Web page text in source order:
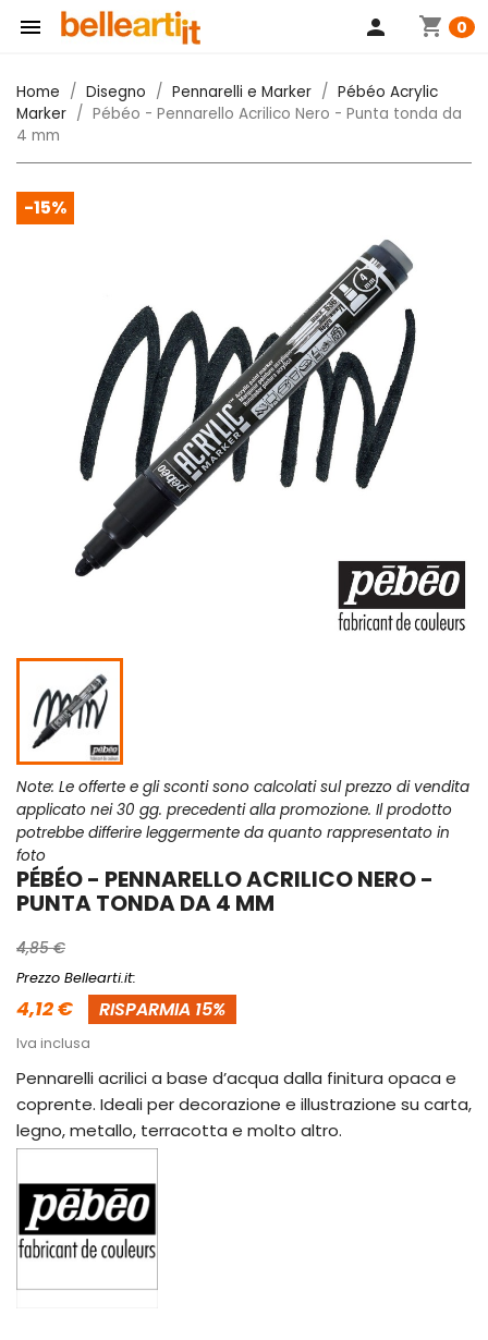
 shopping_cart 0
person
Home Disegno Pennarelli e Marker
Pébéo Acrylic
Marker
Pébéo - Pennarello Acrilico Nero - Punta tonda da
4 mm
-15%
Note: Le offerte e gli sconti sono calcolati sul prezzo di vendita
applicato nei 30 gg. precedenti alla promozione. Il prodotto
potrebbe differire leggermente da quanto rappresentato in
foto
PÉBÉO - PENNARELLO ACRILICO NERO -
PUNTA TONDA DA 4 MM
4,85 €
Prezzo Bellearti.it:
4,12 € RISPARMIA 15%
Iva inclusa
Pennarelli acrilici a base d’acqua dalla finitura opaca e
coprente. Ideali per decorazione e illustrazione su carta,
legno, metallo, terracotta e molto altro.